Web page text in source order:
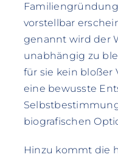
vorstellbar
genannt wird der
unabhängig zu
für sie kein bloßer
eine bewusste
biografischen
Hinzu kommt die